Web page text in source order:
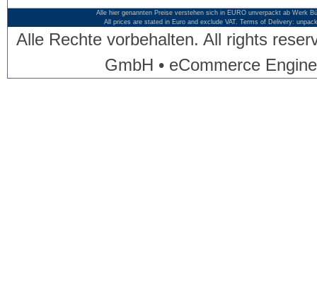
Alle hier genannten Preise verstehen sich in EURO unverpackt ab Werk
All prices are stated in Euro and exclude VAT. Terms of Delivery:
Alle Rechte vorbehalten. All rights
GmbH • eCommerce